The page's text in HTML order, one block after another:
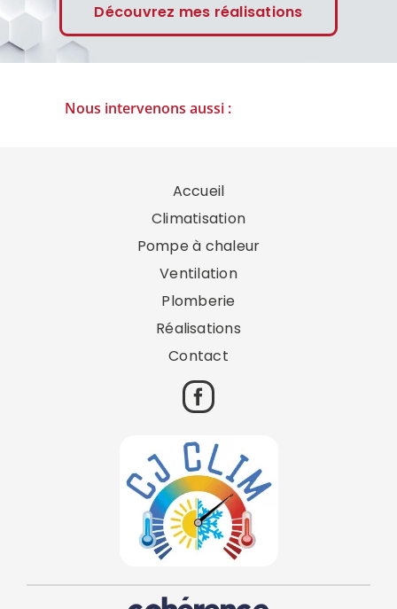
Découvrez mes réalisations
Nous intervenons aussi :
Accueil
Climatisation
Pompe à chaleur
Ventilation
Plomberie
Réalisations
Contact